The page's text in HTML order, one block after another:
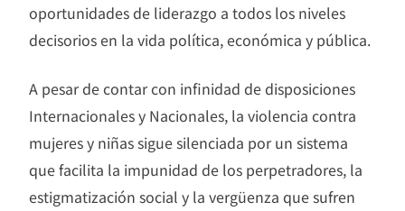
oportunidades de liderazgo a todos los niveles
decisorios en la vida política, económica y pública.
A pesar de contar con infinidad de disposiciones
Internacionales y Nacionales, la violencia contra
mujeres y niñas sigue silenciada por un sistema
que facilita la impunidad de los perpetradores, la
estigmatización social y la vergüenza que sufren